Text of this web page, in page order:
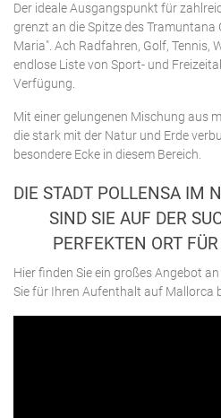
Der ideale Ausgangspunkt für
grenzt an die Spitze des Tramuntana
Maria". Ach Radfahren, Golf, Tennis,
endlose Liste von Sport- und
Verfügung.
Mit einer gelungenen Mischung aus
die stark mit der Natur und Erde
besondere Ecke in diesem Bereich.
DIE STADT POLLENSA IM
SIND SIE AUF DER
PERFEKTEN ORT
Hier finden Sie ein großes Angebot
Sie für Ihren Aufenthalt auf Mallorca